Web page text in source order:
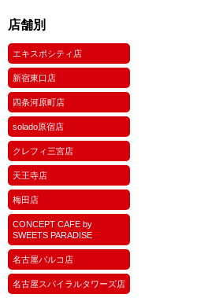
店舗別
エキスポシティ店
新宿東口店
四条河原町店
solado原宿店
クレフィ三宮店
天王寺店
梅田店
CONCEPT CAFE by
SWEETS PARADISE
名古屋パルコ店
名古屋スパイラルタワーズ店